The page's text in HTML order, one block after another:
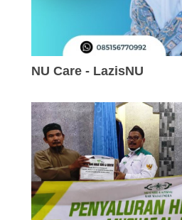
NU Care - LazisNU